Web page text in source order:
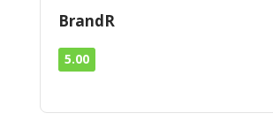
BrandR
5.00